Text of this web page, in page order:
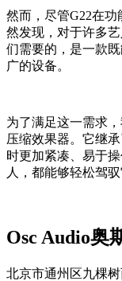
然而，尽管G22在
然发现，对于许多
们需要的，是一款
广的设备。
为了满足这一需求
压缩效果器。它继
时更加紧凑、易于
人，都能够轻松驾
Osc Audio奥
北京市通州区九棵